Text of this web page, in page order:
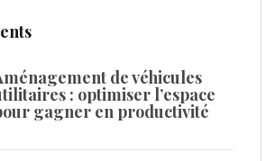
de véhicules
: optimiser l’espace
gagner en productivité